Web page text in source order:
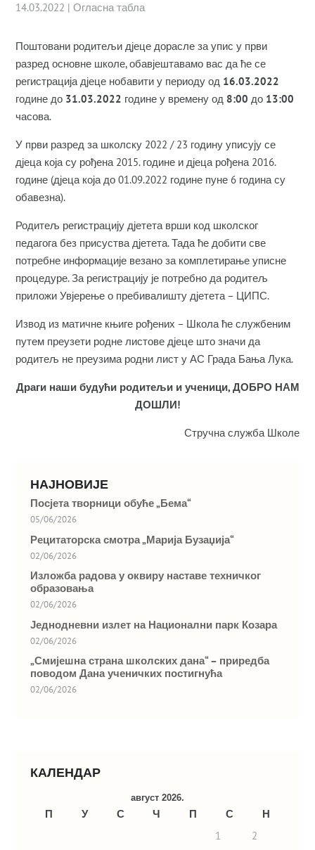
14.03.2022 |Огласна табла
Поштовани родитељи дјеце дорасле за упис у први
разред основне школе, обавјештавамо вас да ће се
регистрација дјеце нобавити у периоду од 16.03.2022
године до 31.03.2022 године у времену од 8:00до 13:00
часова.
У први разред за школску 2022 / 23 годину уписују се
дјеца која су рођена 2015. године и дјеца рођена 2016.
године (дјеца која до 01.09.2022 године пуне 6 година су
обавезна).
Родитељ регистрацију дјетета врши код школског
педагога без присуства дјетета. Тада ће добити све
потребне информације везано за комплетирање уписне
процедуре. За регистрацију је потребно да родитељ
приложи Увјерење о пребивалишту дјетета – ЦИПС.
Извод из матичне књиге рођених – Школа ће службеним
путем преузети родне листове дјеце што значи да
родитељ не преузима родни лист у АС Града Бања Лука.
Драги наши будући родитељи и ученици, ДОБРО НАМ
ДОШЛИ!
Стручна служба Школе
НАЈНОВИЈЕ
Посјета творници обуће „Бема“
05/06/2026
Рецитаторска смотра „Марија Бузаџија“
02/06/2026
Изложба радова у оквиру наставе техничког
образовања
02/06/2026
Једнодневни излет на Национални парк Козара
02/06/2026
„Смијешна страна школских дана“ – приредба
поводом Дана ученичких постигнућа
02/06/2026
КАЛЕНДАР
август 2026.
П У С Ч П С
Н
1
2